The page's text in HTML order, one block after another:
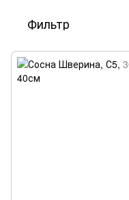
Фильтр